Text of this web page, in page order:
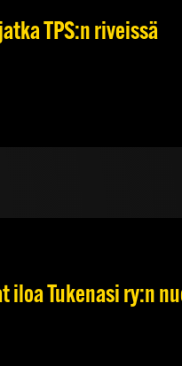
TPS:n riveissä
iloa Tukenasi ry:n